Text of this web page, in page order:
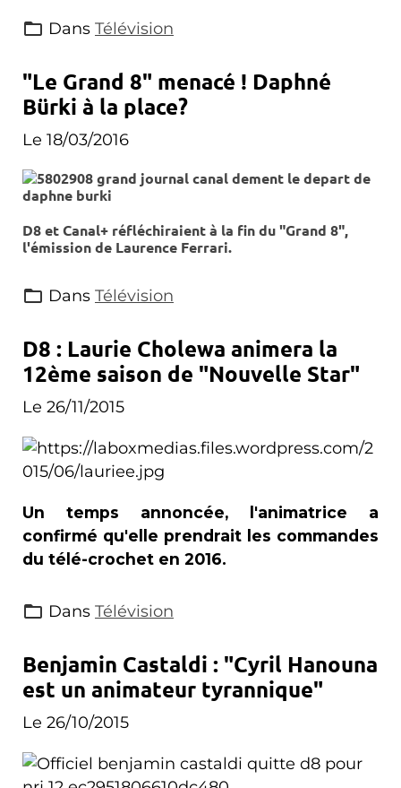
Dans Télévision
"Le Grand 8" menacé ! Daphné
Bürki à la place?
Le 18/03/2016
D8 et Canal+ réfléchiraient à la fin du "Grand 8",
l'émission de Laurence Ferrari.
Dans Télévision
D8 : Laurie Cholewa animera la
12ème saison de "Nouvelle Star"
Le 26/11/2015
Un temps annoncée, l'animatrice a
confirmé qu'elle prendrait les commandes
du télé-crochet en 2016.
Dans Télévision
Benjamin Castaldi : "Cyril Hanouna
est un animateur tyrannique"
Le 26/10/2015